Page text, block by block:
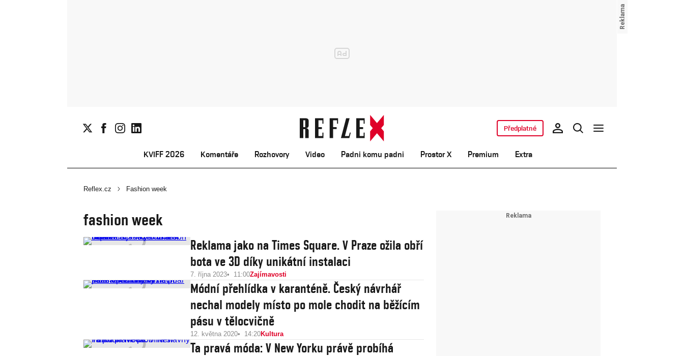
KVIFF 2026 Komentáře Rozhovory Video Padni komu padni Prostor X Premium Extra
Předplatné
Reflex.cz Fashion week
fashion week
Reklama jako na Times Square. V Praze ožila obří
bota ve 3D díky unikátní instalaci
7. října 2023 11:00Zajímavosti
Módní přehlídka v karanténě. Český návrhář
nechal modely místo po mole chodit na běžícím
pásu v tělocvičně
12. května 2020 14:20Kultura
Ta pravá móda: V New Yorku právě probíhá